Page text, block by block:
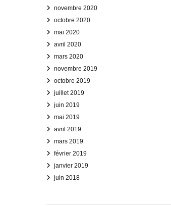
novembre 2020
octobre 2020
mai 2020
avril 2020
mars 2020
novembre 2019
octobre 2019
juillet 2019
juin 2019
mai 2019
avril 2019
mars 2019
février 2019
janvier 2019
juin 2018